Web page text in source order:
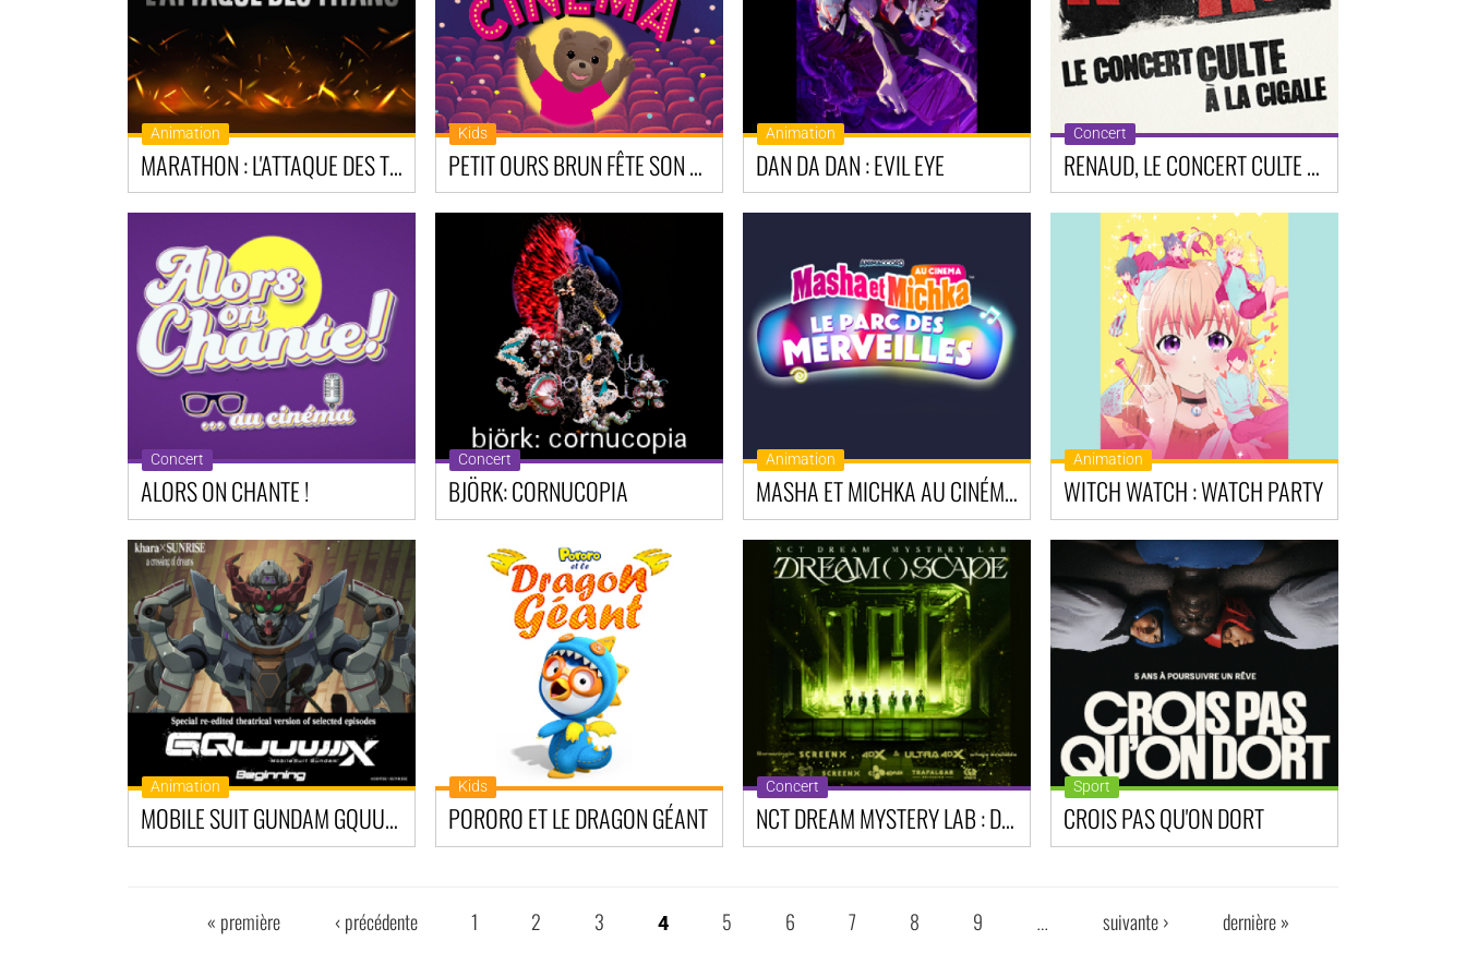
Animation
MARATHON : L'ATTAQUE DES TITANS
Kids
PETIT OURS BRUN FÊTE SON ANNIVERSAIRE AU CINÉMA!
Animation
DAN DA DAN : EVIL EYE
Concert
RENAUD, LE CONCERT CULTE À LA CIGALE !
Concert
ALORS ON CHANTE !
Concert
BJÖRK: CORNUCOPIA
Animation
MASHA ET MICHKA AU CINÉMA: PARC DES MERVEILLES ET AUTRES AVENTURES
Animation
WITCH WATCH : WATCH PARTY
Animation
MOBILE SUIT GUNDAM GQUUUUUX-BEGINNING
Kids
PORORO ET LE DRAGON GÉANT
Concert
NCT DREAM MYSTERY LAB : DREAM()SCAPE
Sport
CROIS PAS QU'ON DORT
« première ‹ précédente 1 2 3 4 5 6 7 8 9 … suivante › dernière »